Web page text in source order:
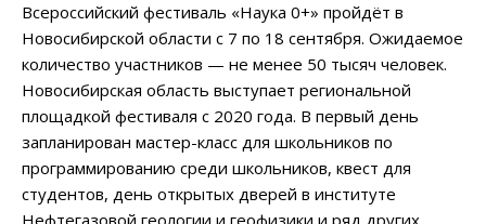
Всероссийский фестиваль «Наука 0+» пройдёт в
Новосибирской области с 7 по 18 сентября. Ожидаемое
количество участников — не менее 50 тысяч человек.
Новосибирская область выступает региональной
площадкой фестиваля с 2020 года. В первый день
запланирован мастер-класс для школьников по
программированию среди школьников, квест для
студентов, день открытых дверей в институте